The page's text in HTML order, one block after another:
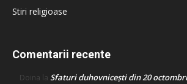
Stiri religioase
Comentarii recente
Doina la Sfaturi duhovnicești din 20